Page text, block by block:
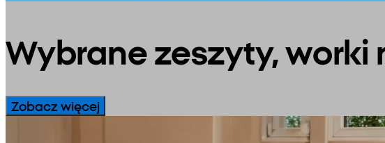
Wybrane zeszyty, worki
Zobacz więcej